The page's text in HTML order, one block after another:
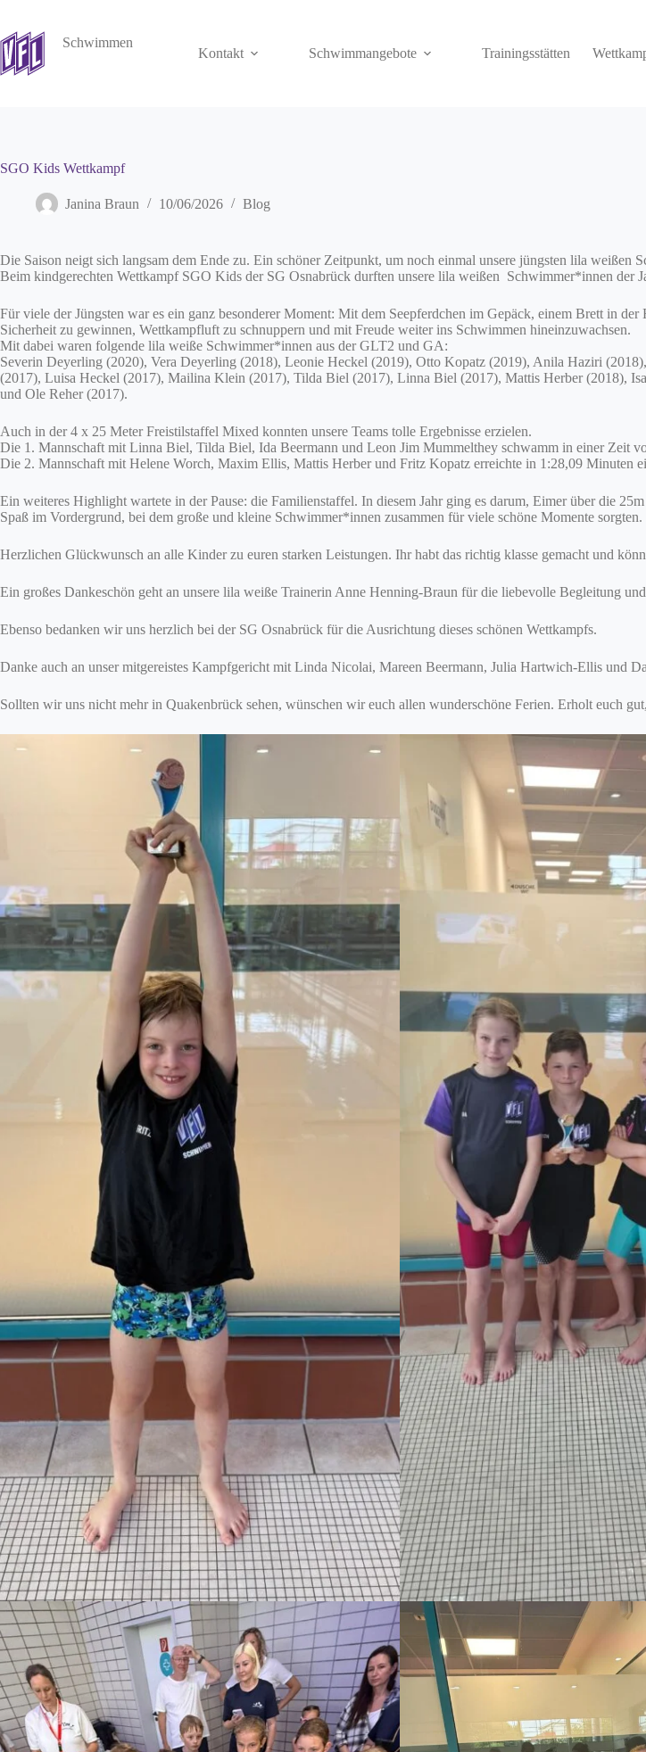
springen
Schwimmen
Kontakt Schwimmangebote Trainingsstätten
SGO Kids Wettkampf
Janina Braun 10/06/2026 Blog
Die Saison neigt sich langsam dem Ende zu. Ein schöner Zeitpunkt, um noch einmal unsere jüngsten lila weißen
Beim kindgerechten Wettkampf SGO Kids der SG Osnabrück durften unsere lila weißen Schwimmer*innen der
Für viele der Jüngsten war es ein ganz besonderer Moment: Mit dem Seepferdchen im Gepäck, einem Brett in
Sicherheit zu gewinnen, Wettkampfluft zu schnuppern und mit Freude weiter ins Schwimmen hineinzuwachsen.
Mit dabei waren folgende lila weiße Schwimmer*innen aus der GLT2 und GA:
Severin Deyerling (2020), Vera Deyerling (2018), Leonie Heckel (2019), Otto Kopatz (2019), Anila Haziri
(2017), Luisa Heckel (2017), Mailina Klein (2017), Tilda Biel (2017), Linna Biel (2017), Mattis Herber (2018),
und Ole Reher (2017).
Auch in der 4 x 25 Meter Freistilstaffel Mixed konnten unsere Teams tolle Ergebnisse erzielen.
Die 1. Mannschaft mit Linna Biel, Tilda Biel, Ida Beermann und Leon Jim Mummelthey schwamm in einer Zeit
Die 2. Mannschaft mit Helene Worch, Maxim Ellis, Mattis Herber und Fritz Kopatz erreichte in 1:28,09 Minuten
Ein weiteres Highlight wartete in der Pause: die Familienstaffel. In diesem Jahr ging es darum, Eimer über die
Spaß im Vordergrund, bei dem große und kleine Schwimmer*innen zusammen für viele schöne Momente sorgten.
Herzlichen Glückwunsch an alle Kinder zu euren starken Leistungen. Ihr habt das richtig klasse gemacht und
Ein großes Dankeschön geht an unsere lila weiße Trainerin Anne Henning-Braun für die liebevolle Begleitung
Ebenso bedanken wir uns herzlich bei der SG Osnabrück für die Ausrichtung dieses schönen Wettkampfs.
Danke auch an unser mitgereistes Kampfgericht mit Linda Nicolai, Mareen Beermann, Julia Hartwich-Ellis und
Sollten wir uns nicht mehr in Quakenbrück sehen, wünschen wir euch allen wunderschöne Ferien. Erholt euch